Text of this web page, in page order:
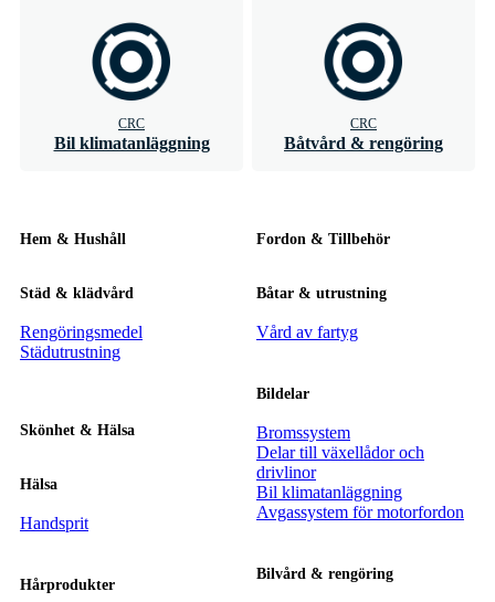
CRC
Bil klimatanläggning
CRC
Båtvård & rengöring
Hem & Hushåll
Städ & klädvård
Rengöringsmedel
Städutrustning
Skönhet & Hälsa
Hälsa
Handsprit
Hårprodukter
Fordon & Tillbehör
Båtar & utrustning
Vård av fartyg
Bildelar
Bromssystem
Delar till växellådor och
drivlinor
Bil klimatanläggning
Avgassystem för motorfordon
Bilvård & rengöring